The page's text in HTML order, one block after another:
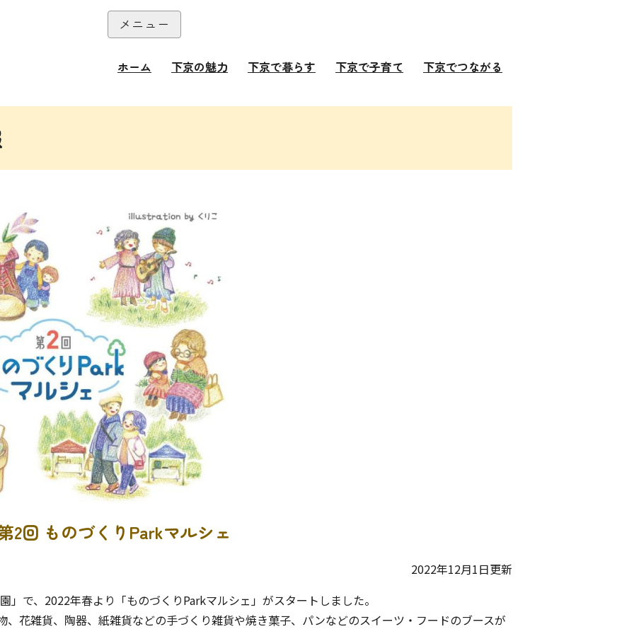
本文へ
メニュー
ホーム 下京の魅力 下京で暮らす 下京で子育て 下京でつながる
2回 ものづくりParkマルシェ
2022年12月1日更新
」で、2022年春より「ものづくりParkマルシェ」がスタートしました。
、花雑貨、陶器、紙雑貨などの手づくり雑貨や焼き菓子、パンなどのスイーツ・フードのブースが